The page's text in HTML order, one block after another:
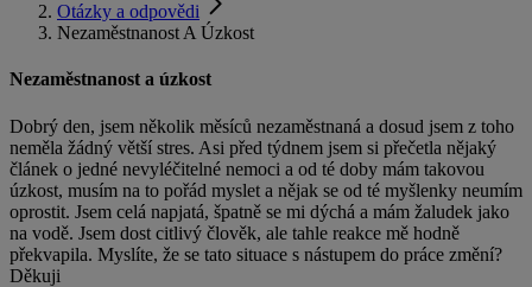
Otázky a odpovědi
Nezaměstnanost A Úzkost
Nezaměstnanost a úzkost
Dobrý den, jsem několik měsíců nezaměstnaná a dosud jsem z toho
neměla žádný větší stres. Asi před týdnem jsem si přečetla nějaký
článek o jedné nevyléčitelné nemoci a od té doby mám takovou
úzkost, musím na to pořád myslet a nějak se od té myšlenky neumím
oprostit. Jsem celá napjatá, špatně se mi dýchá a mám žaludek jako
na vodě. Jsem dost citlivý člověk, ale tahle reakce mě hodně
překvapila. Myslíte, že se tato situace s nástupem do práce změní?
Děkuji